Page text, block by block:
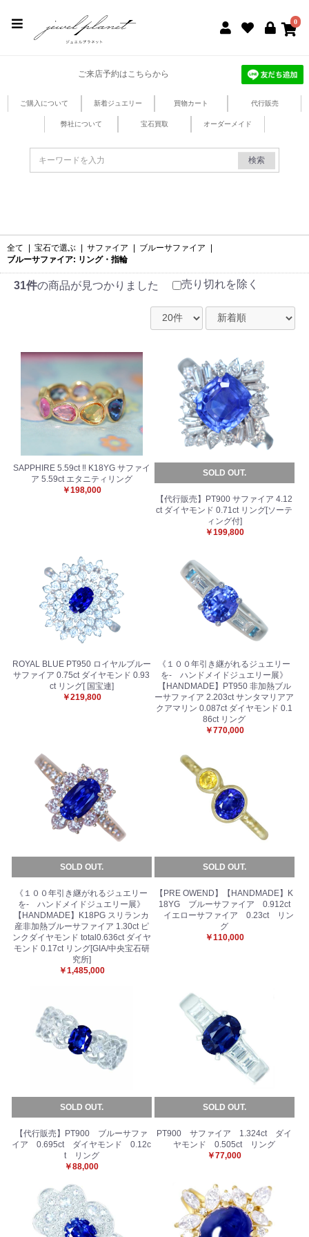
0
ご来店予約はこちらから
ご購入について 新着ジュエリー 買物カート 代行販売
弊社について 宝石買取 オーダーメイド
検索
全て 宝石で選ぶ サファイア ブルーサファイア
ブルーサファイア: リング・指輪
31件の商品が見つかりました 売り切れを除く
SAPPHIRE 5.59ct ‼︎ K18YG サファイ
ア 5.59ct エタニティリング
￥198,000
SOLD OUT.
【代行販売】PT900 サファイア 4.12
ct ダイヤモンド 0.71ct リング[ソーテ
ィング付]
￥199,800
ROYAL BLUE PT950 ロイヤルブルー
サファイア 0.75ct ダイヤモンド 0.93
ct リング[ 国宝連]
￥219,800
《１００年引き継がれるジュエリー
を- ハンドメイドジュエリー展》
【HANDMADE】PT950 非加熱ブル
ーサファイア 2.203ct サンタマリアア
クアマリン 0.087ct ダイヤモンド 0.1
86ct リング
￥770,000
SOLD OUT.
《１００年引き継がれるジュエリー
を- ハンドメイドジュエリー展》
【HANDMADE】K18PG スリランカ
産非加熱ブルーサファイア 1.30ct ピ
ンクダイヤモンド total0.636ct ダイヤ
モンド 0.17ct リング[GIA/中央宝石研
究所]
￥1,485,000
SOLD OUT.
【PRE OWEND】【HANDMADE】K
18YG ブルーサファイア 0.912ct
イエローサファイア 0.23ct リン
グ
￥110,000
SOLD OUT.
【代行販売】PT900 ブルーサファ
イア 0.695ct ダイヤモンド 0.12c
t リング
￥88,000
SOLD OUT.
PT900 サファイア 1.324ct ダイ
ヤモンド 0.505ct リング
￥77,000